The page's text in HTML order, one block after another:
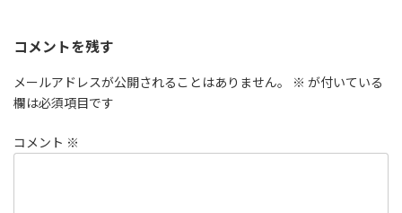
コメントを残す
メールアドレスが公開されることはありません。 ※ が付いている
欄は必須項目です
コメント ※